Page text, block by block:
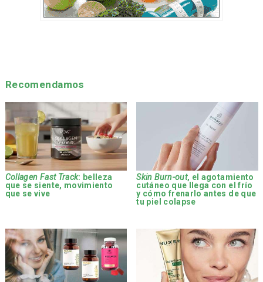
Recomendamos
Collagen Fast Track: belleza
que se siente, movimiento
que se vive
Skin Burn-out, el agotamiento
cutáneo que llega con el frío
y cómo frenarlo antes de que
tu piel colapse